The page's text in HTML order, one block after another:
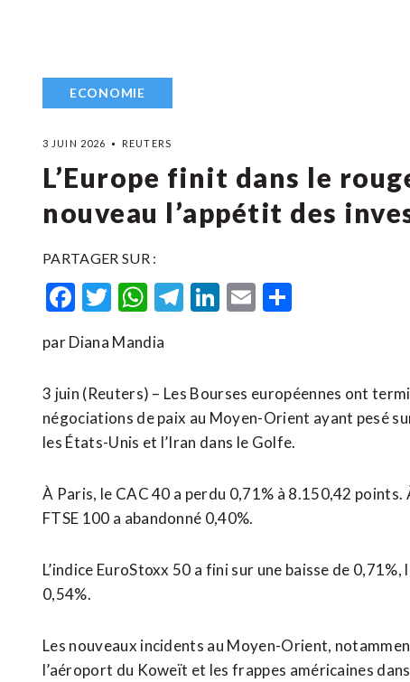
ECONOMIE
3 JUIN 2026 REUTERS
L’Europe finit dans le
nouveau l’appétit des
PARTAGER SUR :
Facebook
Twitter
WhatsApp
Telegram
LinkedIn
Email
par Diana Mandia
3 juin (Reuters) – Les Bourses européennes ont
négociations de paix au Moyen-Orient ayant pesé
les États-Unis et l’Iran dans le Golfe.
À Paris, le CAC 40 a perdu 0,71% à 8.150,42
FTSE 100 a abandonné 0,40%.
L’indice EuroStoxx 50 a fini sur une baisse de
0,54%.
Les nouveaux incidents au Moyen-Orient,
l’aéroport du Koweït et les frappes américaines